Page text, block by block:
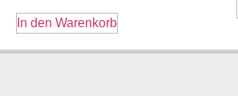
In den Warenkorb